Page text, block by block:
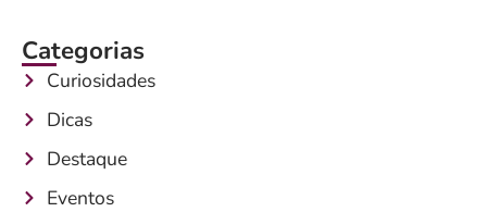
Categorias
Curiosidades
Dicas
Destaque
Eventos